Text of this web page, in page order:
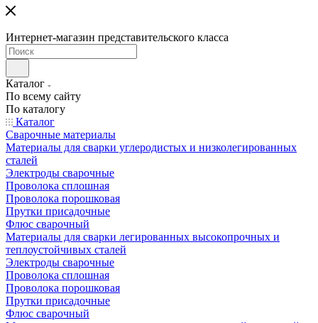
Интернет-магазин представительского класса
Каталог
По всему сайту
По каталогу
Каталог
Сварочные материалы
Материалы для сварки углеродистых и низколегированных
сталей
Электроды сварочные
Проволока сплошная
Проволока порошковая
Прутки присадочные
Флюс сварочный
Материалы для сварки легированных высокопрочных и
теплоустойчивых сталей
Электроды сварочные
Проволока сплошная
Проволока порошковая
Прутки присадочные
Флюс сварочный